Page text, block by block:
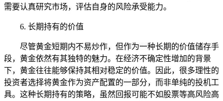
需要认真研究市场，评估自身的风险承受能力。
6. 长期持有的价值
尽管黄金短期内不易炒作，但作为一种长期的价值储存手
段，黄金依然有其独特的魅力。在经济不确定性增加的背景
下，黄金往往能够保持其相对稳定的价值。因此，很多理性的
投资者选择将黄金作为资产配置的一部分，而非单纯的投机工
具。这种长期持有的策略，虽然回报可能不如股票等高风险高